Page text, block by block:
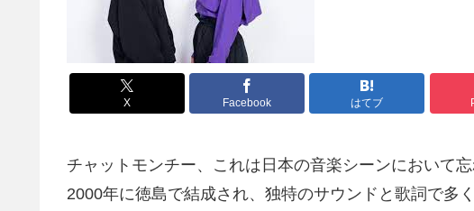
X Facebook はてブ
チャットモンチー、これは日本の音楽シーンにおいて
2000年に徳島で結成され、独特のサウンドと歌詞で多